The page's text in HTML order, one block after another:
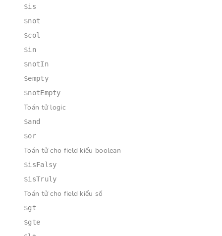
$is
$not
$col
$in
$notIn
$empty
$notEmpty
Toán tử logic
$and
$or
Toán tử cho field kiểu boolean
$isFalsy
$isTruly
Toán tử cho field kiểu số
$gt
$gte